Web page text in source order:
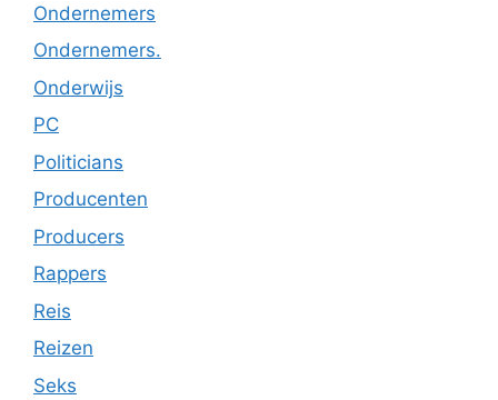
Ondernemers
Ondernemers.
Onderwijs
PC
Politicians
Producenten
Producers
Rappers
Reis
Reizen
Seks